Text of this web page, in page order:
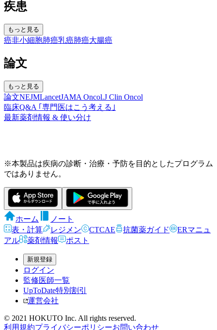
疾患
もっと見る
癌非小細胞肺癌乳癌肺癌大腸癌
論文
もっと見る
論文NEJMLancetJAMA Oncol.J Clin Oncol
臨床Q&A ｢専門医はこう考える｣
最新薬剤情報 & 使い分け
※本製品は疾病の診断・治療・予防を目的としたプログラム
ではありません。
ホーム
ノート
表・計算
レジメン CTCAE 抗菌薬ガイド
ERマニュ
アル
薬剤情報 ポスト
新規登録
ログイン
監修医師一覧
UpToDate特別割引
運営会社
© 2021 HOKUTO Inc. All rights reserved.
利用規約プライバシーポリシーお問い合わせ